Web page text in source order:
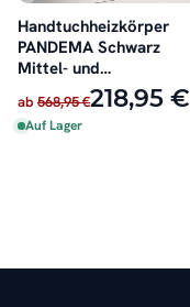
Handtuchheizkörper
PANDEMA Schwarz
Mittel- und
Seitenanschluss
ab 568,95 €218,95 €
Auf Lager